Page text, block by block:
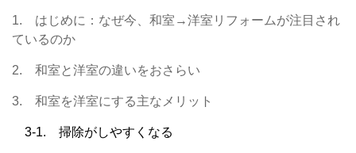
1. はじめに：なぜ今、和室→洋室リフォームが注目され
ているのか
2. 和室と洋室の違いをおさらい
3. 和室を洋室にする主なメリット
3-1. 掃除がしやすくなる